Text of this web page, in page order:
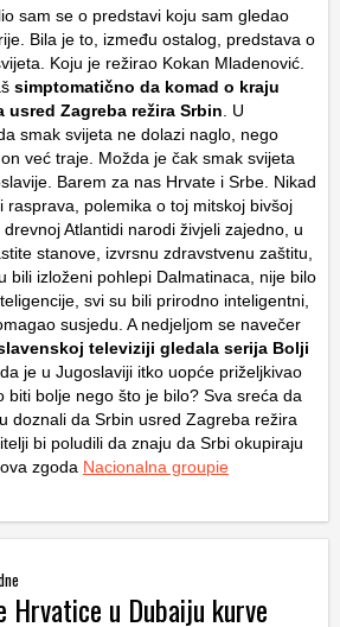
sam se o predstavi koju sam gledao
Bila je to, između ostalog, predstava o
Koju je režirao Kokan Mladenović.
simptomatično da komad o kraju
usred Zagreba režira Srbin . U
smak svijeta ne dolazi naglo, nego
već traje. Možda je čak smak svijeta
Barem za nas Hrvate i Srbe. Nikad
rasprava, polemika o toj mitskoj bivšoj
Atlantidi narodi živjeli zajedno, u
stanove, izvrsnu zdravstvenu zaštitu,
bili izloženi pohlepi Dalmatinaca, nije bilo
svi su bili prirodno inteligentni,
susjedu. A nedjeljom se navečer
televiziji gledala serija Bolji
je u Jugoslaviji itko uopće priželjkivao
biti bolje nego što je bilo? Sva sreća da
doznali da Srbin usred Zagreba režira
bi poludili da znaju da Srbi okupiraju
zgoda Nacionalna groupie
Hrvatice u Dubaiju kurve